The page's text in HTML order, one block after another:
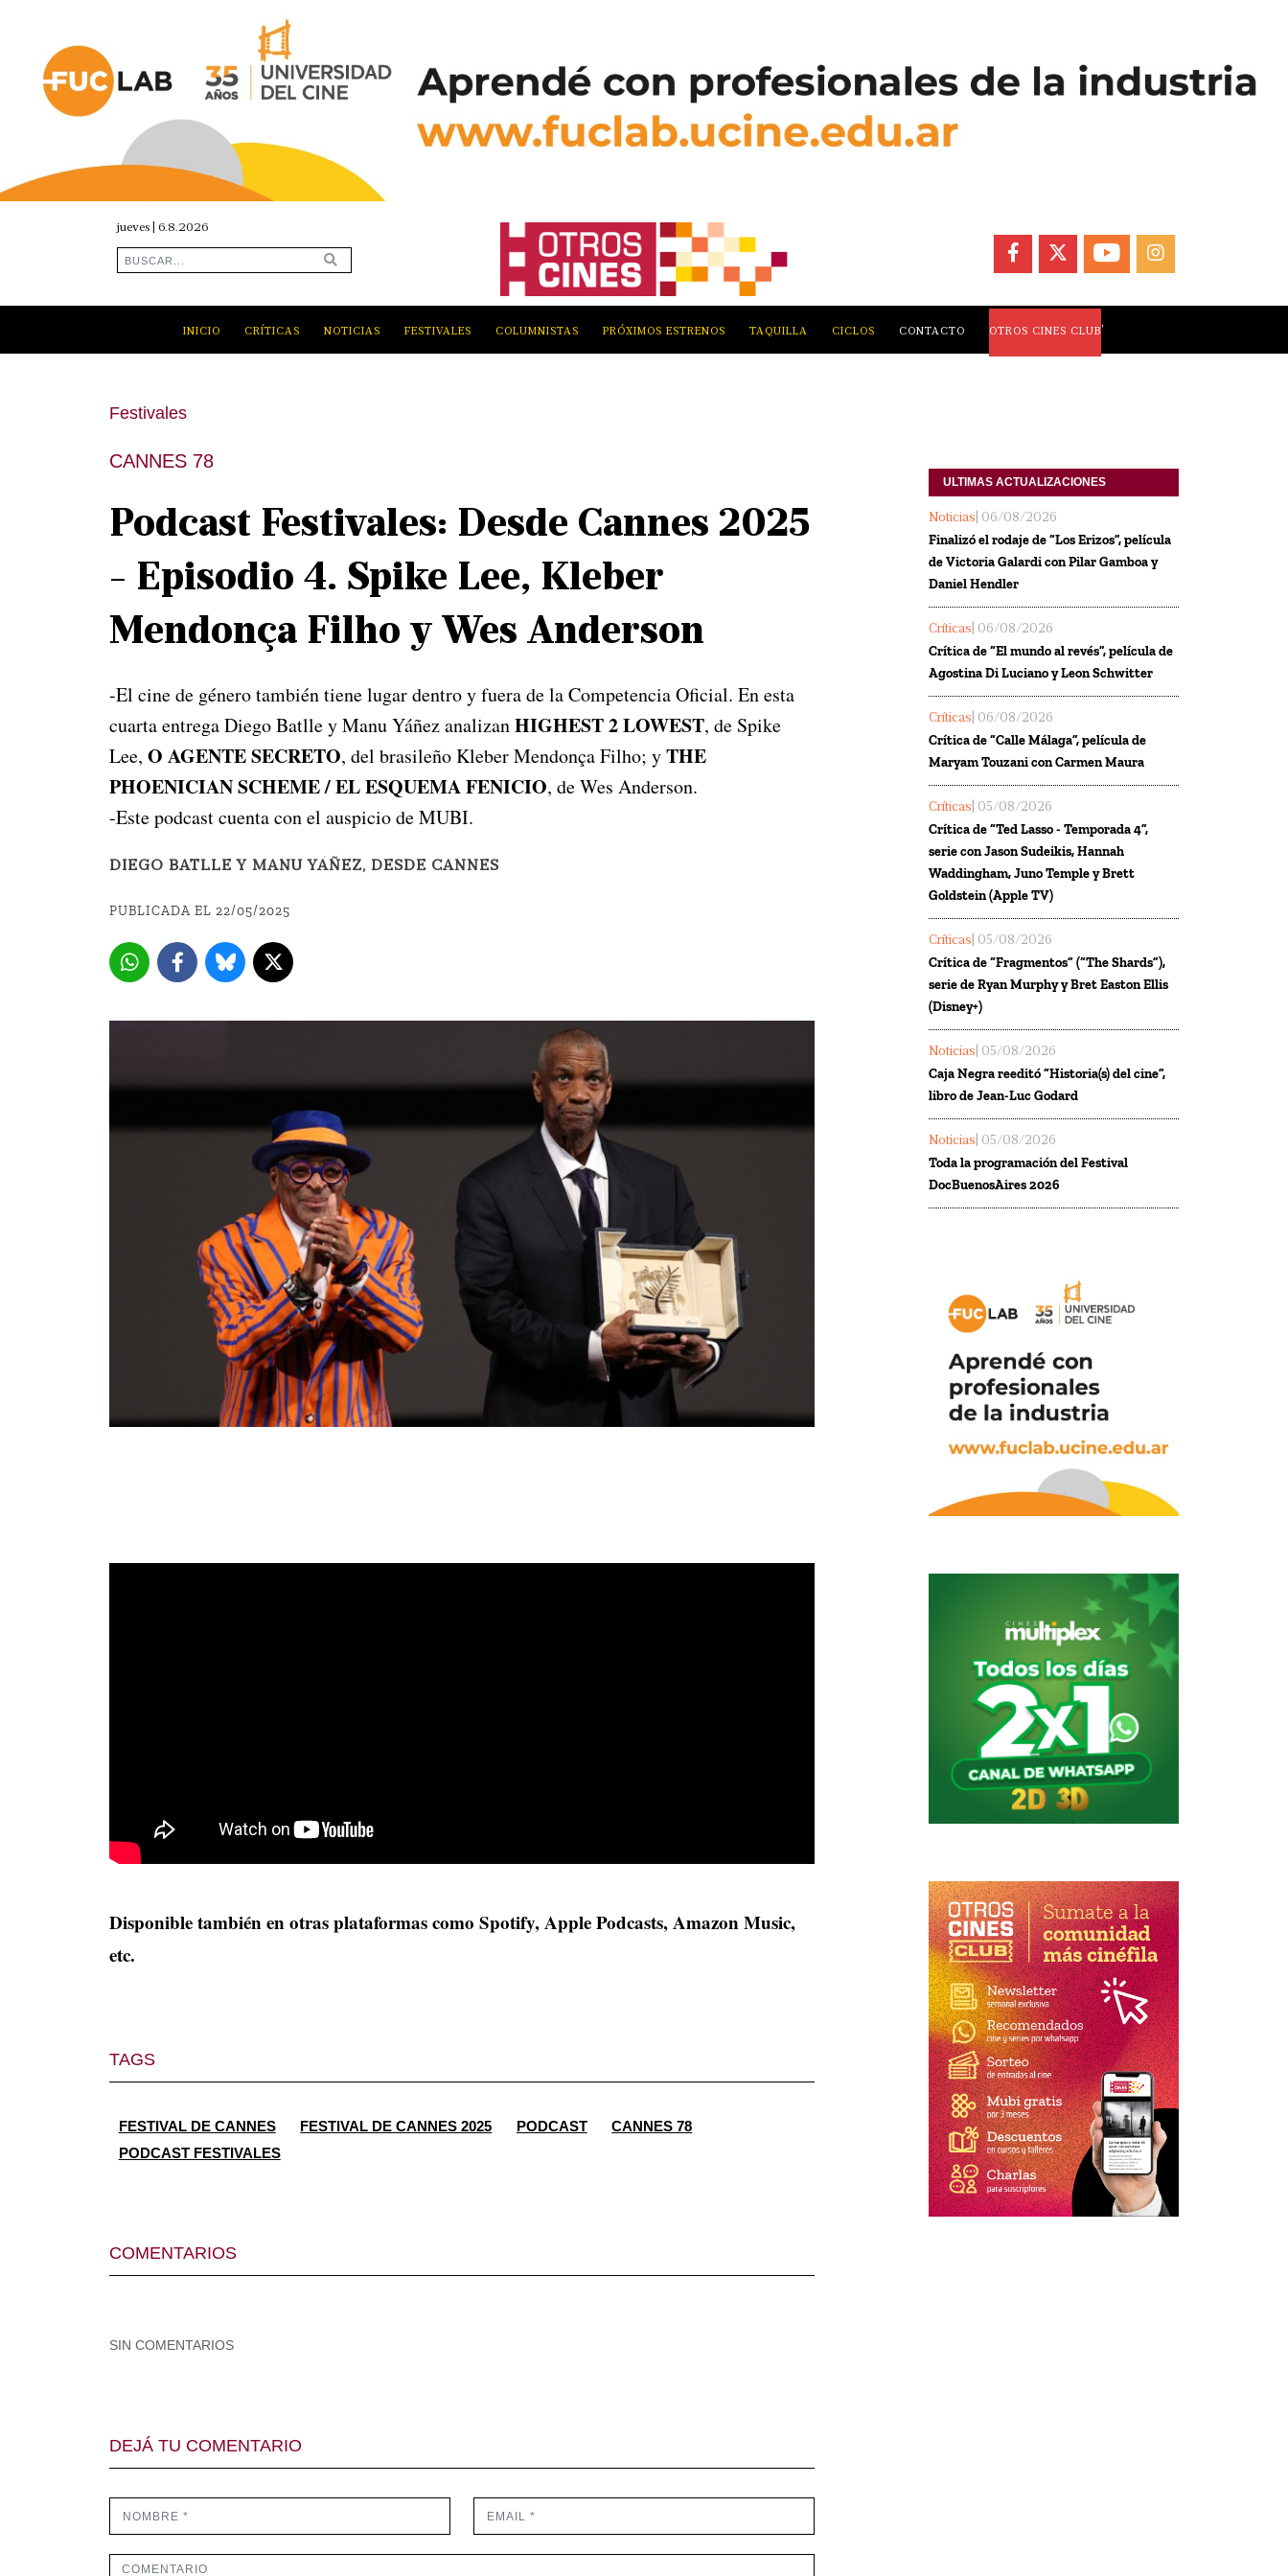
jueves | 6.8.2026
FACEBOOKYOUTUBEINSTAGRAM
INICIO CRÍTICAS NOTICIAS FESTIVALES COLUMNISTAS PRÓXIMOS ESTRENOS TAQUILLA CICLOS CONTACTO OTROS CINES CLUB
Festivales
CANNES 78
Podcast Festivales: Desde Cannes 2025
- Episodio 4. Spike Lee, Kleber
Mendonça Filho y Wes Anderson
-El cine de género también tiene lugar dentro y fuera de la Competencia Oficial. En esta
cuarta entrega Diego Batlle y Manu Yáñez analizanHIGHEST 2 LOWEST, de Spike
Lee, O AGENTE SECRETO, del brasileño Kleber Mendonça Filho; yTHE
PHOENICIAN SCHEME / EL ESQUEMA FENICIO, de Wes Anderson.
-Este podcast cuenta con el auspicio de MUBI.
DIEGO BATLLE Y MANU YÁÑEZ, DESDE CANNES
PUBLICADA EL 22/05/2025
Disponible también en otras plataformas como Spotify, Apple Podcasts, Amazon Music,
etc.
TAGS
FESTIVAL DE CANNES FESTIVAL DE CANNES 2025 PODCAST
CANNES 78
PODCAST FESTIVALES
COMENTARIOS
SIN COMENTARIOS
DEJÁ TU COMENTARIO
ULTIMAS ACTUALIZACIONES
Noticias | 06/08/2026
Finalizó el rodaje de “Los Erizos”, película
de Victoria Galardi con Pilar Gamboa y
Daniel Hendler
Críticas | 06/08/2026
Crítica de “El mundo al revés”, película de
Agostina Di Luciano y Leon Schwitter
Críticas | 06/08/2026
Crítica de “Calle Málaga”, película de
Maryam Touzani con Carmen Maura
Críticas | 05/08/2026
Crítica de “Ted Lasso - Temporada 4”,
serie con Jason Sudeikis, Hannah
Waddingham, Juno Temple y Brett
Goldstein (Apple TV)
Críticas | 05/08/2026
Crítica de “Fragmentos” (“The Shards”),
serie de Ryan Murphy y Bret Easton Ellis
(Disney+)
Noticias | 05/08/2026
Caja Negra reeditó “Historia(s) del cine”,
libro de Jean-Luc Godard
Noticias | 05/08/2026
Toda la programación del Festival
DocBuenosAires 2026